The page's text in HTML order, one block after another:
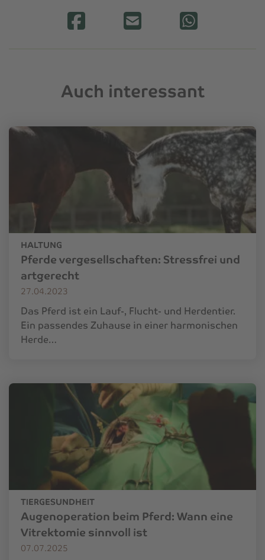
Auch interessant
HALTUNG
Pferde vergesellschaften: Stressfrei und
artgerecht
27.04.2023
Das Pferd ist ein Lauf-, Flucht- und Herdentier.
Ein passendes Zuhause in einer harmonischen
Herde…
TIERGESUNDHEIT
Augenoperation beim Pferd: Wann eine
Vitrektomie sinnvoll ist
07.07.2025